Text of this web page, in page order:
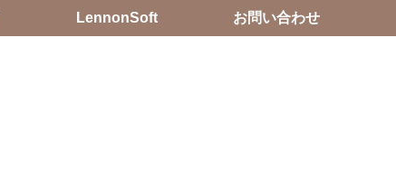
LennonSoft お問い合わせ